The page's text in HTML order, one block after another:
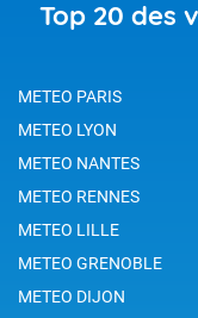
Top 20 des
METEO PARIS
METEO LYON
METEO NANTES
METEO RENNES
METEO LILLE
METEO GRENOBLE
METEO DIJON